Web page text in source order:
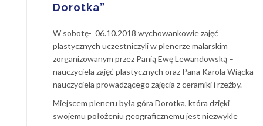
Dorotka”
W sobotę- 06.10.2018 wychowankowie zajęć
plastycznych uczestniczyli w plenerze malarskim
zorganizowanym przez Panią Ewę Lewandowską –
nauczyciela zajęć plastycznych oraz Pana Karola Wiącka
nauczyciela prowadzącego zajęcia z ceramiki i rzeźby.
Miejscem pleneru była góra Dorotka, która dzięki
swojemu położeniu geograficznemu jest niezwykle